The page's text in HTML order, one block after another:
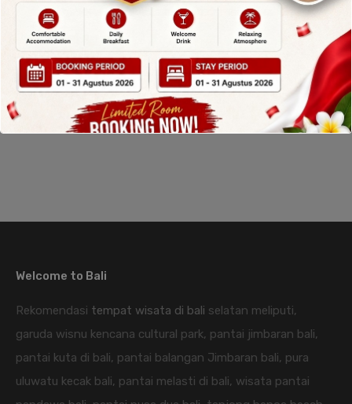
mempesona dan suasana yang damai, kawasan…
Read More
Welcome to Bali
Rekomendasi tempat wisata di bali selatan meliputi,
garuda wisnu kencana cultural park, pantai jimbaran bali,
pantai kuta di bali, pantai balangan Jimbaran bali, pura
uluwatu kecak bali, pantai melasti di bali, wisata pantai